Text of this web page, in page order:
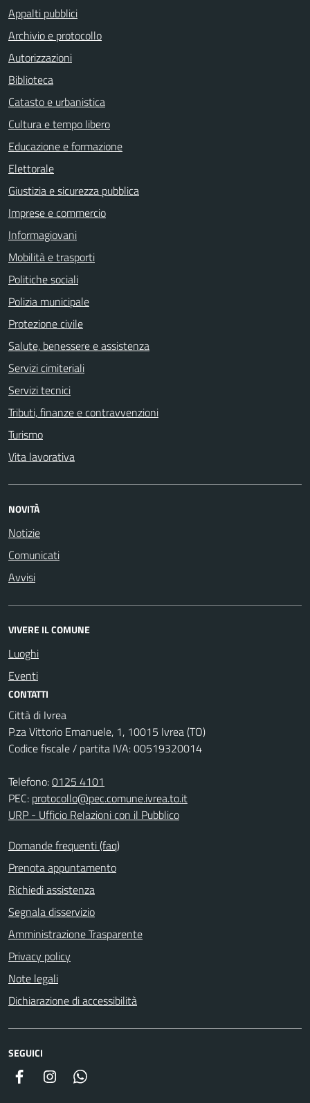
Appalti pubblici
Archivio e protocollo
Autorizzazioni
Biblioteca
Catasto e urbanistica
Cultura e tempo libero
Educazione e formazione
Elettorale
Giustizia e sicurezza pubblica
Imprese e commercio
Informagiovani
Mobilità e trasporti
Politiche sociali
Polizia municipale
Protezione civile
Salute, benessere e assistenza
Servizi cimiteriali
Servizi tecnici
Tributi, finanze e contravvenzioni
Turismo
Vita lavorativa
NOVITÀ
Notizie
Comunicati
Avvisi
VIVERE IL COMUNE
Luoghi
Eventi
CONTATTI
Città di Ivrea
P.za Vittorio Emanuele, 1, 10015 Ivrea (TO)
Codice fiscale / partita IVA: 00519320014
Telefono:0125 4101
PEC: protocollo@pec.comune.ivrea.to.it
URP - Ufficio Relazioni con il Pubblico
Domande frequenti (faq)
Prenota appuntamento
Richiedi assistenza
Segnala disservizio
Amministrazione Trasparente
Privacy policy
Note legali
Dichiarazione di accessibilità
SEGUICI
Facebook Instagram